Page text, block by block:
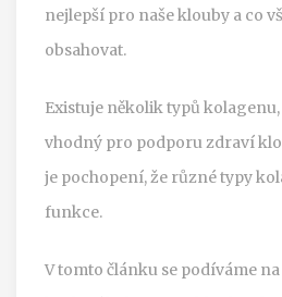
nejlepší pro naše klouby a co
obsahovat.
Existuje několik typů
vhodný pro podporu zdraví
je pochopení, že různé typy
funkce.
V tomto článku se podíváme